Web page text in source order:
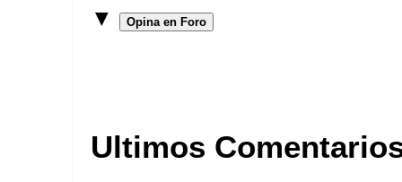
▼
Opina en Foro
Ultimos